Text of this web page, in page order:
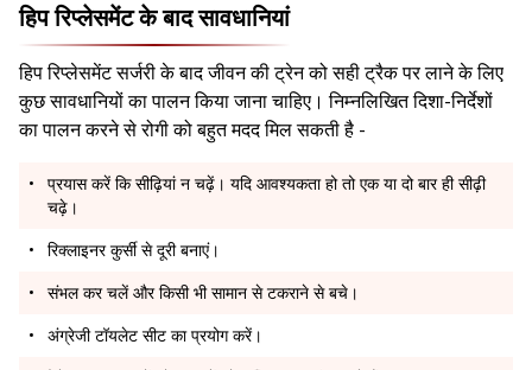
हिप रिप्लेसमेंट के बाद सावधानियां
हिप रिप्लेसमेंट सर्जरी के बाद जीवन की ट्रेन को सही ट्रैक पर लाने के लिए
कुछ सावधानियों का पालन किया जाना चाहिए। निम्नलिखित दिशा-निर्देशों
का पालन करने से रोगी को बहुत मदद मिल सकती है -
प्रयास करें कि सीढ़ियां न चढ़ें। यदि आवश्यकता हो तो एक या दो बार ही सीढ़ी
चढ़े।
रिक्लाइनर कुर्सी से दूरी बनाएं।
संभल कर चलें और किसी भी सामान से टकराने से बचे।
अंग्रेजी टॉयलेट सीट का प्रयोग करें।